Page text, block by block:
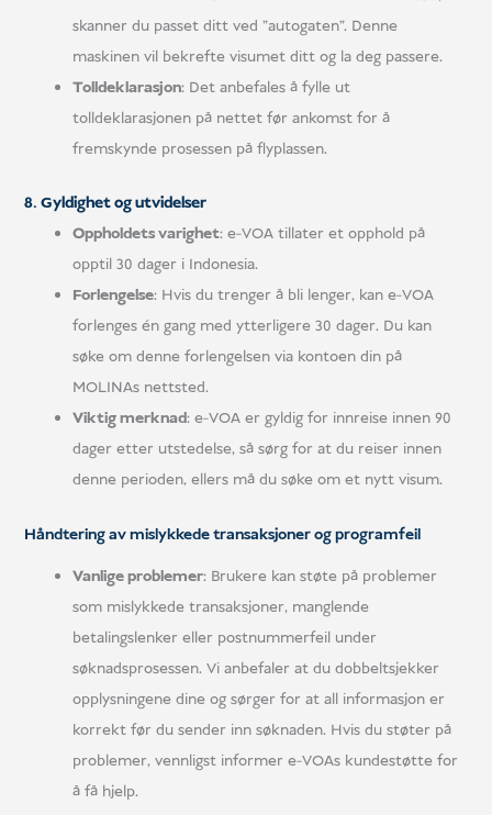
skanner du passet ditt ved "autogaten". Denne
maskinen vil bekrefte visumet ditt og la deg passere.
Tolldeklarasjon: Det anbefales å fylle ut
tolldeklarasjonen på nettet før ankomst for å
fremskynde prosessen på flyplassen.
8. Gyldighet og utvidelser
Oppholdets varighet: e-VOA tillater et opphold på
opptil 30 dager i Indonesia.
Forlengelse: Hvis du trenger å bli lenger, kan e-VOA
forlenges én gang med ytterligere 30 dager. Du kan
søke om denne forlengelsen via kontoen din på
MOLINAs nettsted.
Viktig merknad: e-VOA er gyldig for innreise innen 90
dager etter utstedelse, så sørg for at du reiser innen
denne perioden, ellers må du søke om et nytt visum.
Håndtering av mislykkede transaksjoner og programfeil
Vanlige problemer: Brukere kan støte på problemer
som mislykkede transaksjoner, manglende
betalingslenker eller postnummerfeil under
søknadsprosessen. Vi anbefaler at du dobbeltsjekker
opplysningene dine og sørger for at all informasjon er
korrekt før du sender inn søknaden. Hvis du støter på
problemer, vennligst informer e-VOAs kundestøtte for
å få hjelp.